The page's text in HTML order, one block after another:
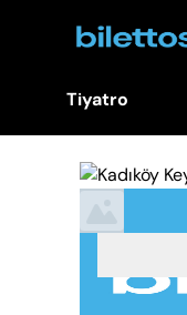
Tiyatro